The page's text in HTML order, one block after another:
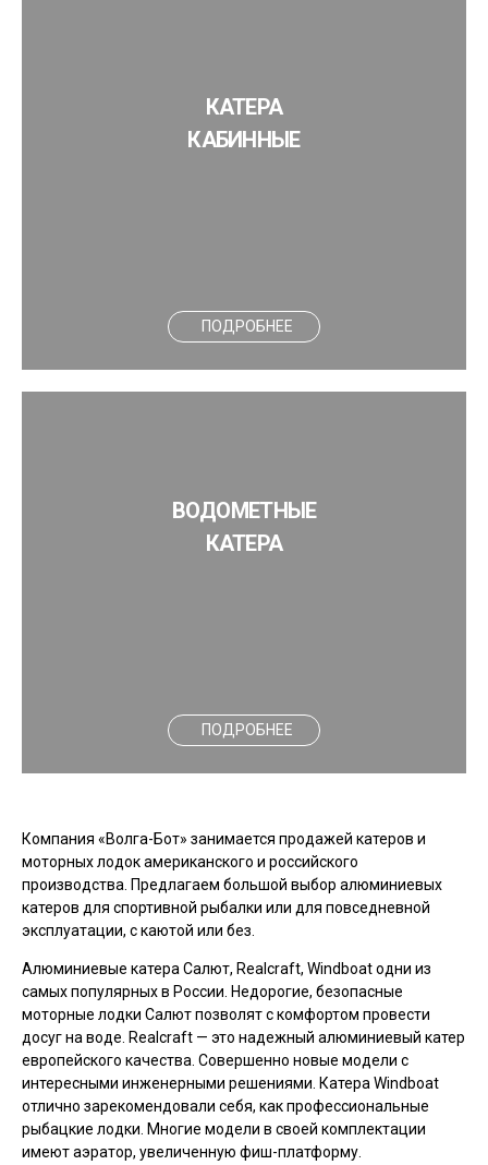
КАТЕРА
КАБИННЫЕ
ПОДРОБНЕЕ
ВОДОМЕТНЫЕ
КАТЕРА
ПОДРОБНЕЕ
Компания «Волга-Бот» занимается продажей катеров и
моторных лодок американского и российского
производства. Предлагаем большой выбор алюминиевых
катеров для спортивной рыбалки или для повседневной
эксплуатации, с каютой или без.
Алюминиевые катера Салют, Realcraft, Windboat одни из
самых популярных в России. Недорогие, безопасные
моторные лодки Салют позволят с комфортом провести
досуг на воде. Realcraft — это надежный алюминиевый катер
европейского качества. Совершенно новые модели с
интересными инженерными решениями. Катера Windboat
отлично зарекомендовали себя, как профессиональные
рыбацкие лодки. Многие модели в своей комплектации
имеют аэратор, увеличенную фиш-платформу.